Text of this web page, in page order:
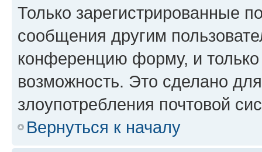
Только зарегистрированные
сообщения другим
конференцию форму, и
возможность. Это сделано
злоупотребления почтовой
Вернуться к началу